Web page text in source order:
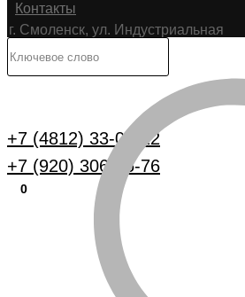
Контакты
г. Смоленск, ул. Индустриальная
+7 (4812) 33-00-22
+7 (920) 306-25-76
0